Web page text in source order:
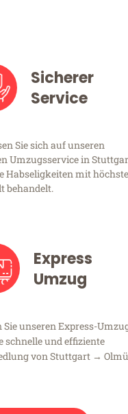
Sicherer
Service
Sie sich auf unseren
Umzugsservice in
Habseligkeiten mit
behandelt.
Express
Umzug
Sie unseren Express-
schnelle und effiziente
von Stuttgart →